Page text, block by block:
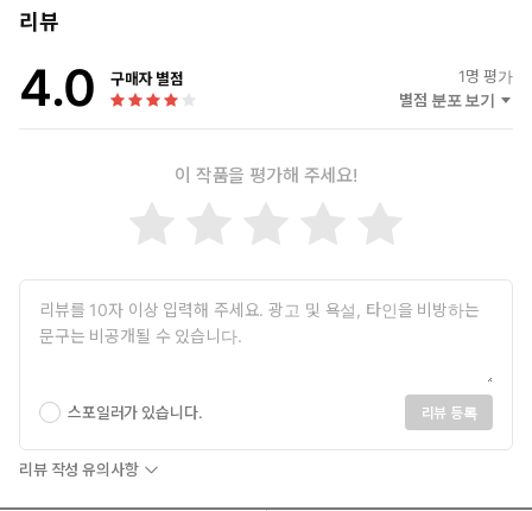
리뷰
4.0 구매자 별점 1명 평가
별점 분포 보기
이 작품을 평가해 주세요!
스포일러가 있습니다. 리뷰 등록
리뷰 작성 유의사항